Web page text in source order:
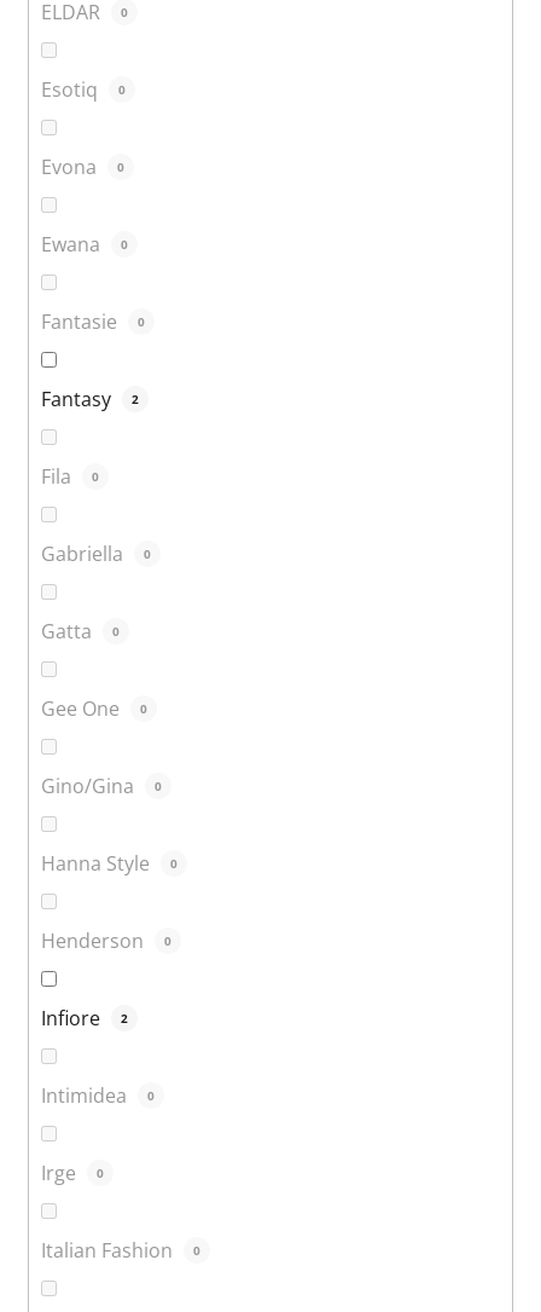
ELDAR 0
Esotiq 0
Evona 0
Ewana 0
Fantasie 0
Fantasy 2
Fila 0
Gabriella 0
Gatta 0
Gee One 0
Gino/Gina 0
Hanna Style 0
Henderson 0
Infiore 2
Intimidea 0
Irge 0
Italian Fashion 0